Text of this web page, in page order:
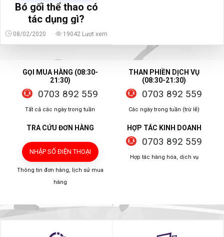
Bó gối thể thao có
tác dụng gì?
08/02/2020 19042 Lượt xem
GỌI MUA HÀNG (08:30-
21:30)
0703 892 559
Tất cả các ngày trong tuần
THAN PHIỀN DỊCH VỤ
(08:30-21:30)
0703 892 559
Các ngày trong tuần (trừ lễ)
TRA CỨU ĐƠN HÀNG
NHẬP SỐ ĐIỆN THOẠI
Thông tin đơn hàng, lịch sử mua
hàng
HỢP TÁC KINH DOANH
0703 892 559
Hợp tác hàng hóa, dịch vụ